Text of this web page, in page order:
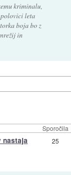
kriminalu,
polovici leta
boja bo z
in
Sporočila
nastaja 25